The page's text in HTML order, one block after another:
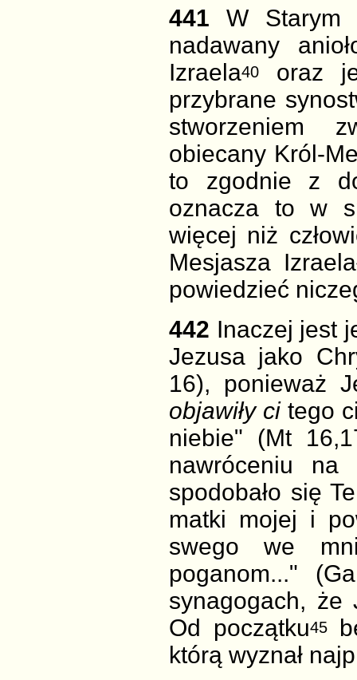
441W Starym
nadawany
Izraela40
oraz
przybrane
stworzeniem
obiecany Król-
to zgodnie z
oznacza to w
więcej niż
Mesjasza Izraela
powiedzieć
442 Inaczej jest
Jezusa jako
16), ponieważ
objawiły citego
niebie" (Mt
nawróceniu na
spodobało się
matki mojej i
swego we
poganom..."
synagogach, że
Od początku45
którą wyznał